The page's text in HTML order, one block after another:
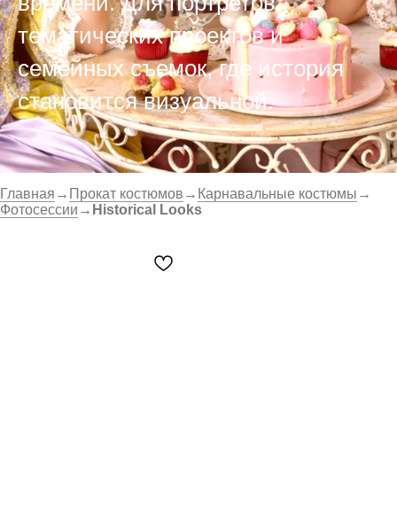
тематических проектов и
семейных съемок, где история
становится визуальной.
Главная → Прокат костюмов → Карнавальные костюмы →
Фотосессии → Historical Looks